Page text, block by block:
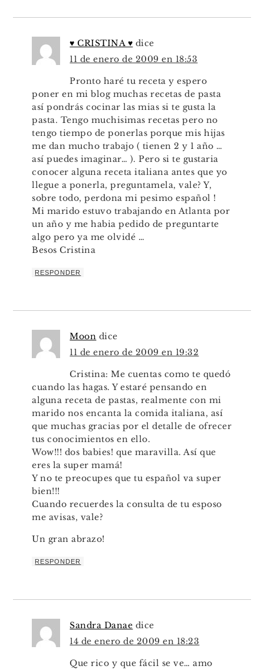
♥ CRISTINA ♥ dice
11 de enero de 2009 en 18:53
Pronto haré tu receta y espero
poner en mi blog muchas recetas de pasta
así pondrás cocinar las mias si te gusta la
pasta. Tengo muchisimas recetas pero no
tengo tiempo de ponerlas porque mis hijas
me dan mucho trabajo ( tienen 2 y 1 año …
así puedes imaginar… ). Pero si te gustaria
conocer alguna receta italiana antes que yo
llegue a ponerla, preguntamela, vale? Y,
sobre todo, perdona mi pesimo español !
Mi marido estuvo trabajando en Atlanta por
un año y me habia pedido de preguntarte
algo pero ya me olvidé …
Besos Cristina
RESPONDER
Moon dice
11 de enero de 2009 en 19:32
Cristina: Me cuentas como te quedó
cuando las hagas. Y estaré pensando en
alguna receta de pastas, realmente con mi
marido nos encanta la comida italiana, así
que muchas gracias por el detalle de ofrecer
tus conocimientos en ello.
Wow!!! dos babies! que maravilla. Así que
eres la super mamá!
Y no te preocupes que tu español va super
bien!!!
Cuando recuerdes la consulta de tu esposo
me avisas, vale?
Un gran abrazo!
RESPONDER
Sandra Danae dice
14 de enero de 2009 en 18:23
Que rico y que fácil se ve… amo